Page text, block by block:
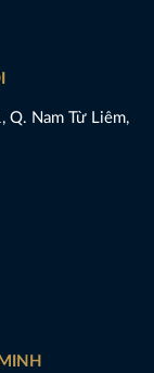
Nam Từ Liêm,